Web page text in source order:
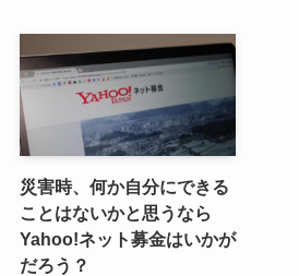
災害時、何か自分にできる
ことはないかと思うなら
Yahoo!ネット募金はいかが
だろう？